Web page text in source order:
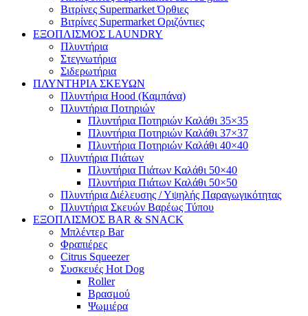
Βιτρίνες Supermarket Όρθιες
Βιτρίνες Supermarket Οριζόντιες
ΕΞΟΠΛΙΣΜΟΣ LAUNDRY
Πλυντήρια
Στεγνωτήρια
Σιδερωτήρια
ΠΛΥΝΤΗΡΙΑ ΣΚΕΥΩΝ
Πλυντήρια Hood (Καμπάνα)
Πλυντήρια Ποτηριών
Πλυντήρια Ποτηριών Καλάθι 35×35
Πλυντήρια Ποτηριών Καλάθι 37×37
Πλυντήρια Ποτηριών Καλάθι 40×40
Πλυντήρια Πιάτων
Πλυντήρια Πιάτων Καλάθι 50×40
Πλυντήρια Πιάτων Καλάθι 50×50
Πλυντήρια Διέλευσης / Υψηλής Παραγωγικότητας
Πλυντήρια Σκευών Βαρέως Τύπου
ΕΞΟΠΛΙΣΜΟΣ BAR & SNACK
Μπλέντερ Bar
Φραπιέρες
Citrus Squeezer
Συσκευές Hot Dog
Roller
Βρασμού
Ψωμιέρα